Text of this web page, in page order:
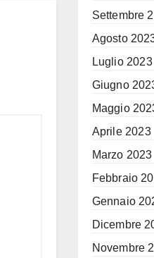
Settembre
Agosto
Luglio 2023
Giugno
Maggio
Aprile 2023
Marzo 2023
Febbraio
Gennaio
Dicembre
Novembre